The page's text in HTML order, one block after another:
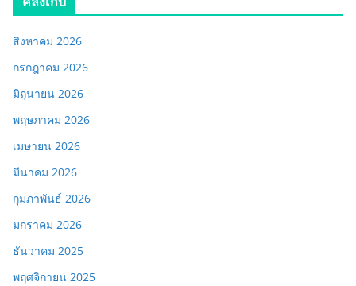
สิงหาคม 2026
กรกฎาคม 2026
มิถุนายน 2026
พฤษภาคม 2026
เมษายน 2026
มีนาคม 2026
กุมภาพันธ์ 2026
มกราคม 2026
ธันวาคม 2025
พฤศจิกายน 2025